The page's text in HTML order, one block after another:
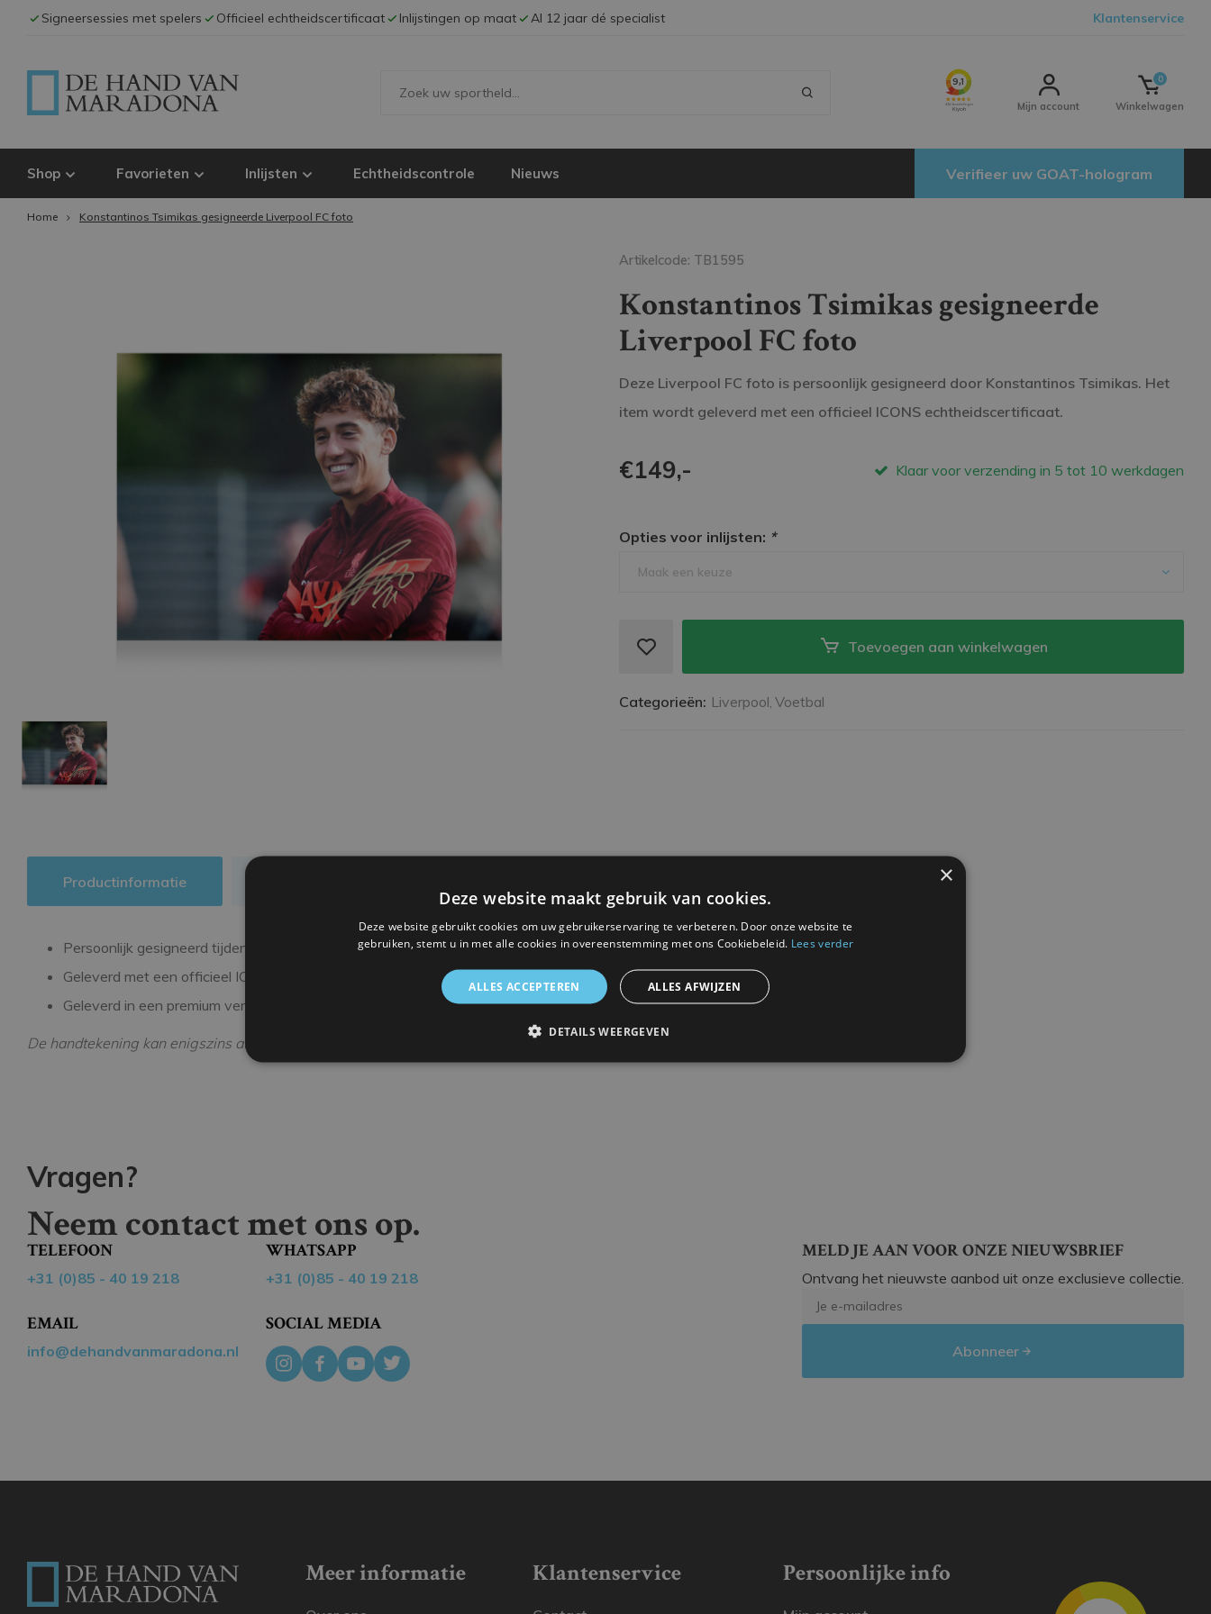
Signeersessies met spelers Officieel echtheidscertificaat Inlijstingen op maat Al 12 jaar dé specialist Klantenservice
Mijn account
0
Winkelwagen
Shop Favorieten Inlijsten Echtheidscontrole Nieuws Verifieer uw GOAT-hologram
Home Konstantinos Tsimikas gesigneerde Liverpool FC foto
Artikelcode: TB1595
Konstantinos Tsimikas gesigneerde
Liverpool FC foto
Deze Liverpool FC foto is persoonlijk gesigneerd door Konstantinos Tsimikas. Het
item wordt geleverd met een officieel ICONS echtheidscertificaat.
€149,- Klaar voor verzending in 5 tot 10 werkdagen
Opties voor inlijsten: *
Maak een keuze
Toevoegen aan winkelwagen
Categorieën: Liverpool, Voetbal
Productinformatie
Persoonlijk gesigneerd tijdens een exclusieve signeersessie
Geleverd met een officieel ICONS echtheidscertificaat
Geleverd in een premium verpakking
De handtekening kan enigszins afwijken van de getoonde afbeelding.
Vragen?
Neem contact met ons op.
TELEFOON
+31 (0)85 - 40 19 218
WHATSAPP
+31 (0)85 - 40 19 218
EMAIL
info@dehandvanmaradona.nl
SOCIAL MEDIA
MELD JE AAN VOOR ONZE NIEUWSBRIEF
Ontvang het nieuwste aanbod uit onze exclusieve collectie.
Abonneer
Meer informatie Klantenservice Persoonlijke info
×
Deze website maakt gebruik van cookies.
Deze website gebruikt cookies om uw gebruikerservaring te verbeteren. Door onze website te
gebruiken, stemt u in met alle cookies in overeenstemming met ons Cookiebeleid. Lees verder
ALLES ACCEPTEREN ALLES AFWIJZEN
DETAILS WEERGEVEN